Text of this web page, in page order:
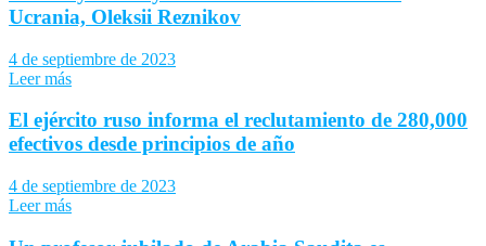
Ucrania, Oleksii Reznikov
4 de septiembre de 2023
Leer más
El ejército ruso informa el reclutamiento de 280,000
efectivos desde principios de año
4 de septiembre de 2023
Leer más